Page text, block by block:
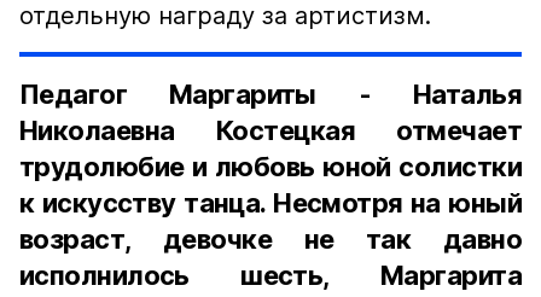
отдельную награду за артистизм.
Педагог Маргариты - Наталья
Николаевна Костецкая отмечает
трудолюбие и любовь юной солистки
к искусству танца. Несмотря на юный
возраст, девочке не так давно
исполнилось шесть, Маргарита